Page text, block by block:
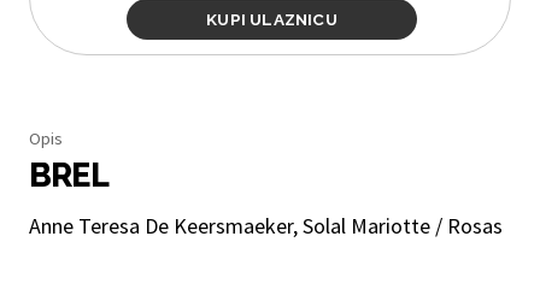
KUPI ULAZNICU
Opis
BREL
Anne Teresa De Keersmaeker, Solal Mariotte / Rosas